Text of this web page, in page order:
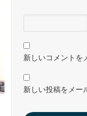
新しいコメントを
新しい投稿をメー